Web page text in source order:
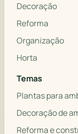
Decoração
Reforma
Organização
Horta
Temas
Plantas para
Decoração de
Reforma e